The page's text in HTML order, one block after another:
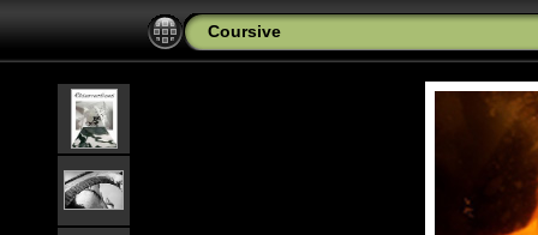
Coursive